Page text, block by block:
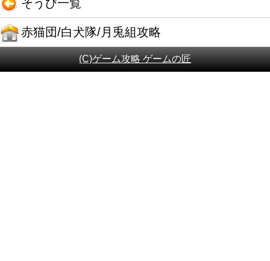
そうび一覧
赤猫団/白犬隊/月兎組攻略
(C)ゲーム攻略 ゲームの匠